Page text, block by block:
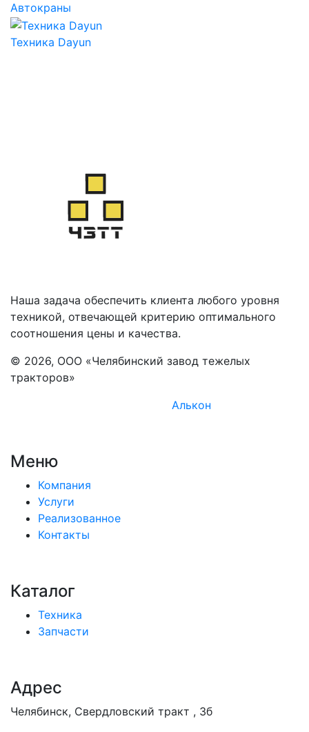
Автокраны
Техника Dayun
Наша задача обеспечить клиента любого уровня
техникой, отвечающей критерию оптимального
соотношения цены и качества.
© 2026, ООО «Челябинский завод тежелых
тракторов»
Алькон
Меню
Компания
Услуги
Реализованное
Контакты
Каталог
Техника
Запчасти
Адрес
Челябинск, Свердловский тракт , 3б